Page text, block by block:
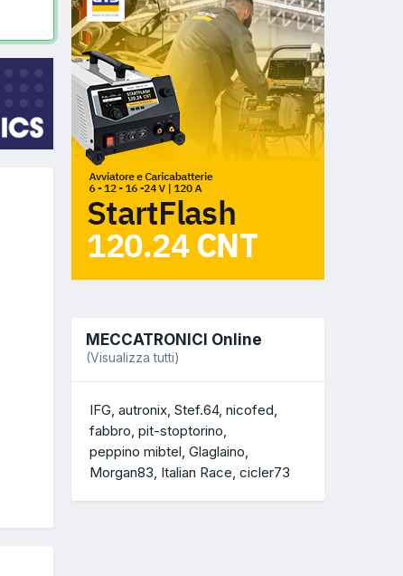
MECCATRONICI Online
(Visualizza tutti)
IFG autronix Stef.64 nicofed
fabbro pit-stoptorino
peppino mibtel Glaglaino
Morgan83 Italian Race cicler73